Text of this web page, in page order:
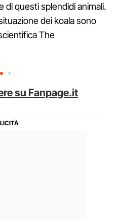
di questi splendidi animali.
dei koala sono
The
su Fanpage.it